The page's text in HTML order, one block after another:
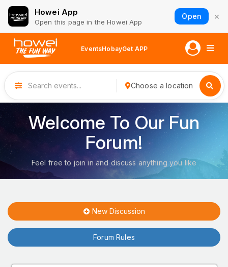
Howei App
Open this page in the Howei App
Open ×
EventsHobayGet APP
Choose a location
Welcome To Our Fun
Forum!
Feel free to join in and discuss anything you like
New Discussion
Forum Rules